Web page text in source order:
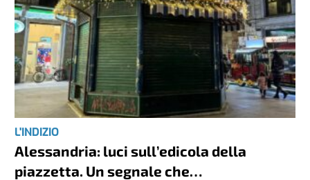
L'INDIZIO
Alessandria: luci sull’edicola della
piazzetta. Un segnale che…